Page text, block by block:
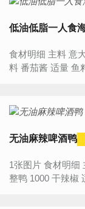
低油低脂一人食
食材明细 主料 意大利面 适量 小番茄 3个 鲜虾 3只 花枝 2条 辅
无油麻辣啤酒鸭
1张图片 食材明细 主料 料酒 1勺 生抽 1勺 啤酒 500ml 老抽 1勺